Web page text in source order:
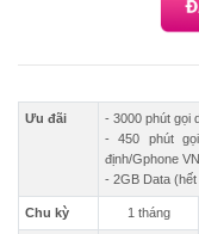
Ưu đãi
- 3000 phút gọi
- 450 phút
định/Gphone
- 2GB Data
Chu kỳ 1 tháng